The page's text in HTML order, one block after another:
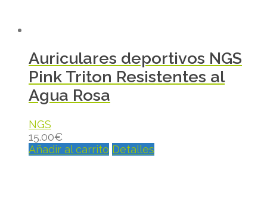
Auriculares deportivos NGS
Pink Triton Resistentes al
Agua Rosa
NGS
15.00€
Añadir al carrito Detalles